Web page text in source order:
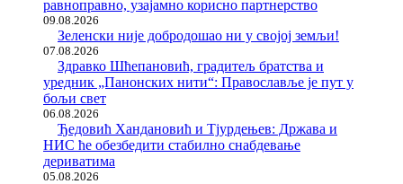
равноправно, узајамно корисно партнерство
09.08.2026
Зеленски није добродошао ни у својој земљи!
07.08.2026
Здравко Шћепановић, градитељ братства и
уредник „Панонских нити“: Православље је пут у
бољи свет
06.08.2026
Ђедовић Хандановић и Тјурдењев: Држава и
НИС ће обезбедити стабилно снабдевање
дериватима
05.08.2026